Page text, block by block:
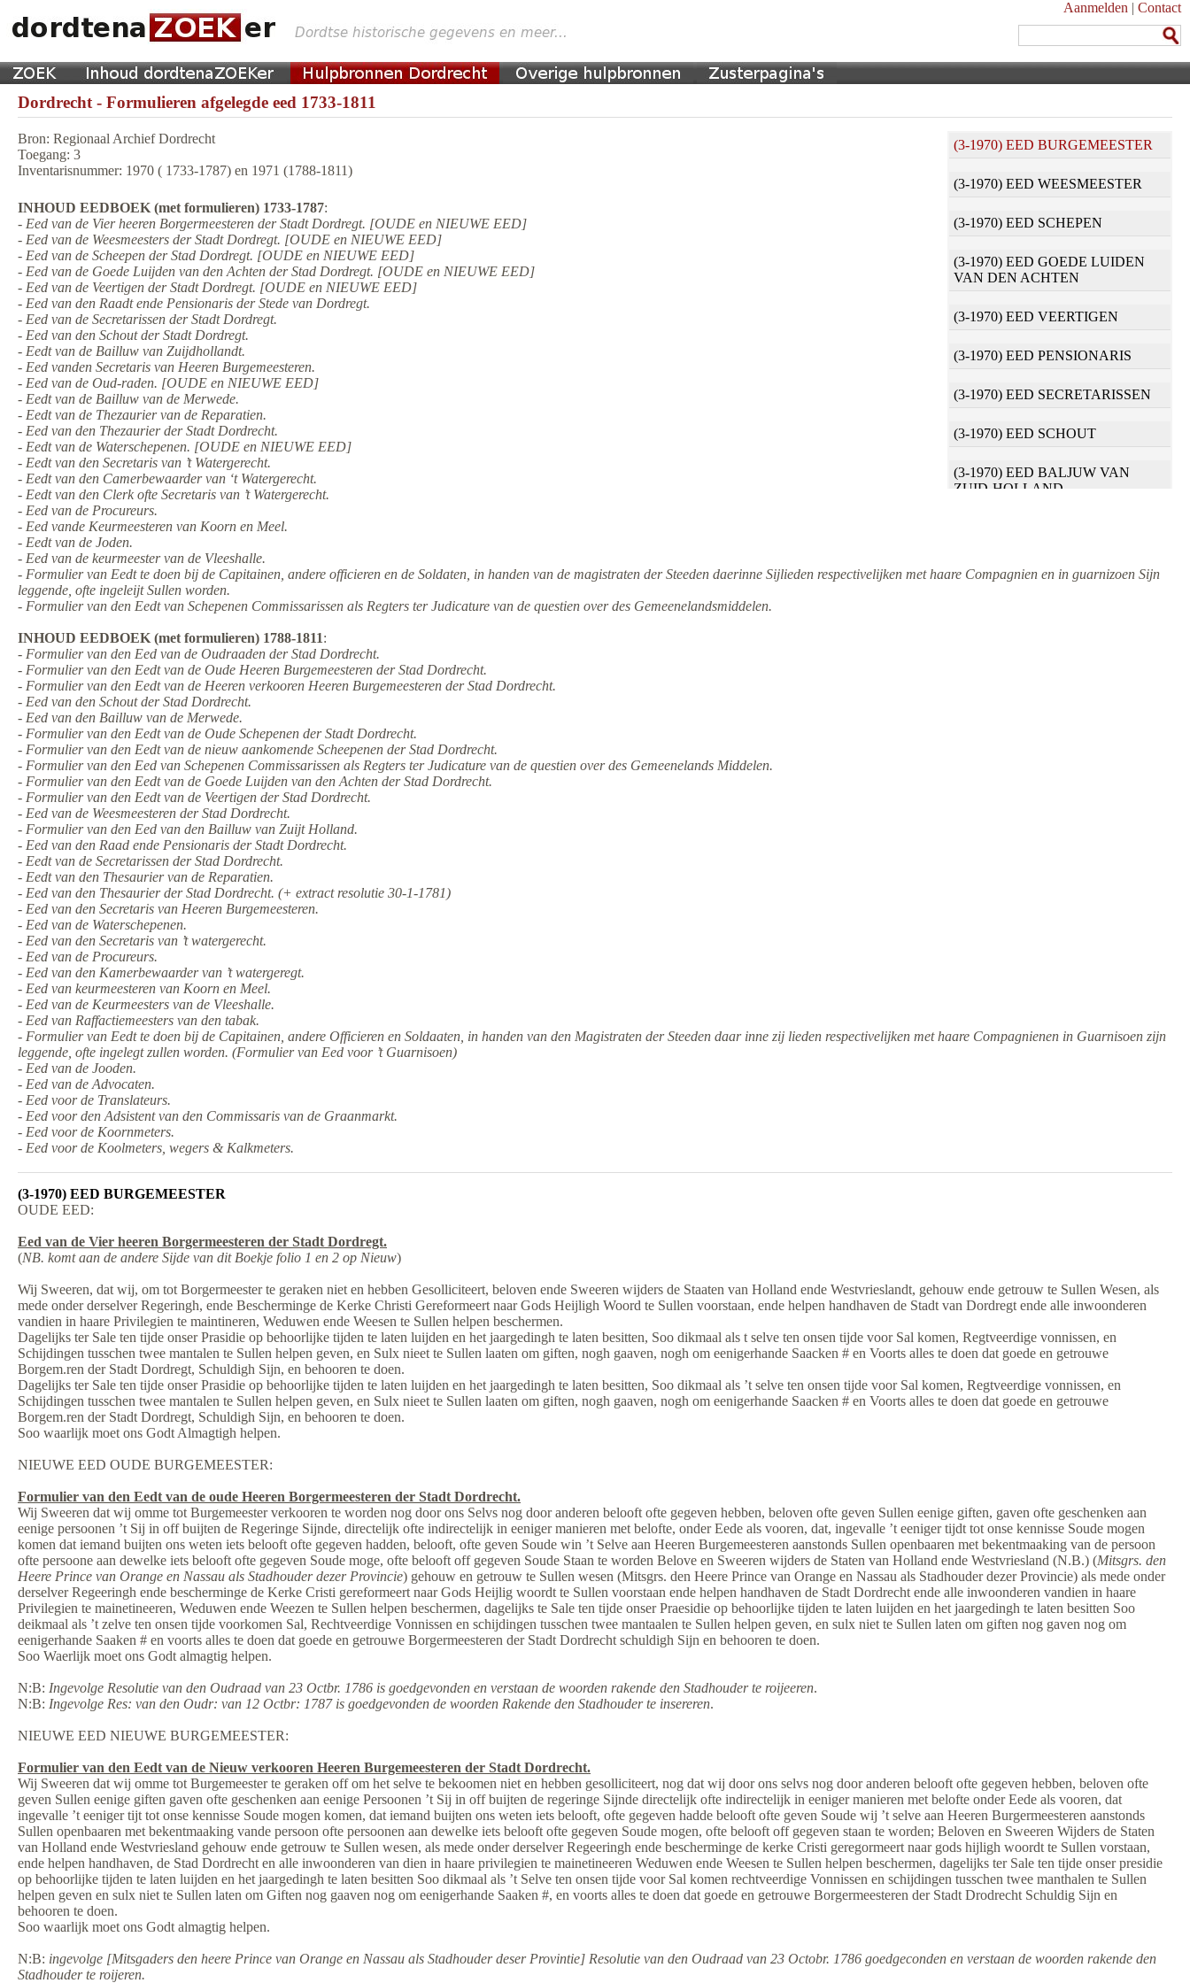
Aanmelden | Contact
Dordrecht - Formulieren afgelegde eed 1733-1811
(3-1970) EED BURGEMEESTER
(3-1970) EED WEESMEESTER
(3-1970) EED SCHEPEN
(3-1970) EED GOEDE LUIDEN
VAN DEN ACHTEN
(3-1970) EED VEERTIGEN
(3-1970) EED PENSIONARIS
(3-1970) EED SECRETARISSEN
(3-1970) EED SCHOUT
(3-1970) EED BALJUW VAN
ZUID-HOLLAND
(3-1970) EED OUDRAAD
(3-1970) EED KEURMEESTERS
GEMENELANDSMIDDELEN
(3-1971) EED OUDRAAD
BURGEMEESTERS
(3-1971) EED BALJUW VAN DE
MERWEDE
(3-1971) EED OUDE SCHEPENEN
(3-1971) EED NIEUWE
SCHEPENEN
(3-1971) EED VEERTIGEN
(3-1971) EED WEESMEESTERS
(3-1971) EED BALJUW VAn
ZUID-HOLLAND
(3-1971) EED SECRETARISSEN
Bron: Regionaal Archief Dordrecht
Toegang: 3
Inventarisnummer: 1970 ( 1733-1787) en 1971 (1788-1811)
INHOUD EEDBOEK (met formulieren) 1733-1787:
- Eed van de Vier heeren Borgermeesteren der Stadt Dordregt. [OUDE en NIEUWE EED]
- Eed van de Weesmeesters der Stadt Dordregt. [OUDE en NIEUWE EED]
- Eed van de Scheepen der Stad Dordregt. [OUDE en NIEUWE EED]
- Eed van de Goede Luijden van den Achten der Stad Dordregt. [OUDE en NIEUWE EED]
- Eed van de Veertigen der Stadt Dordregt. [OUDE en NIEUWE EED]
- Eed van den Raadt ende Pensionaris der Stede van Dordregt.
- Eed van de Secretarissen der Stadt Dordregt.
- Eed van den Schout der Stadt Dordregt.
- Eedt van de Bailluw van Zuijdhollandt.
- Eed vanden Secretaris van Heeren Burgemeesteren.
- Eed van de Oud-raden. [OUDE en NIEUWE EED]
- Eedt van de Bailluw van de Merwede.
- Eedt van de Thezaurier van de Reparatien.
- Eed van den Thezaurier der Stadt Dordrecht.
- Eedt van de Waterschepenen. [OUDE en NIEUWE EED]
- Eedt van den Secretaris van ’t Watergerecht.
- Eedt van den Camerbewaarder van ‘t Watergerecht.
- Eedt van den Clerk ofte Secretaris van ’t Watergerecht.
- Eed van de Procureurs.
- Eed vande Keurmeesteren van Koorn en Meel.
- Eedt van de Joden.
- Eed van de keurmeester van de Vleeshalle.
- Formulier van Eedt te doen bij de Capitainen, andere officieren en de Soldaten, in handen van de magistraten der Steeden daerinne Sijlieden respectivelijken met haare Compagnien en in guarnizoen Sijn
leggende, ofte ingeleijt Sullen worden.
- Formulier van den Eedt van Schepenen Commissarissen als Regters ter Judicature van de questien over des Gemeenelandsmiddelen.
INHOUD EEDBOEK (met formulieren) 1788-1811:
- Formulier van den Eed van de Oudraaden der Stad Dordrecht.
- Formulier van den Eedt van de Oude Heeren Burgemeesteren der Stad Dordrecht.
- Formulier van den Eedt van de Heeren verkooren Heeren Burgemeesteren der Stad Dordrecht.
- Eed van den Schout der Stad Dordrecht.
- Eed van den Bailluw van de Merwede.
- Formulier van den Eedt van de Oude Schepenen der Stadt Dordrecht.
- Formulier van den Eedt van de nieuw aankomende Scheepenen der Stad Dordrecht.
- Formulier van den Eed van Schepenen Commissarissen als Regters ter Judicature van de questien over des Gemeenelands Middelen.
- Formulier van den Eedt van de Goede Luijden van den Achten der Stad Dordrecht.
- Formulier van den Eedt van de Veertigen der Stad Dordrecht.
- Eed van de Weesmeesteren der Stad Dordrecht.
- Formulier van den Eed van den Bailluw van Zuijt Holland.
- Eed van den Raad ende Pensionaris der Stadt Dordrecht.
- Eedt van de Secretarissen der Stad Dordrecht.
- Eedt van den Thesaurier van de Reparatien.
- Eed van den Thesaurier der Stad Dordrecht. (+ extract resolutie 30-1-1781)
- Eed van den Secretaris van Heeren Burgemeesteren.
- Eed van de Waterschepenen.
- Eed van den Secretaris van ’t watergerecht.
- Eed van de Procureurs.
- Eed van den Kamerbewaarder van ’t watergeregt.
- Eed van keurmeesteren van Koorn en Meel.
- Eed van de Keurmeesters van de Vleeshalle.
- Eed van Raffactiemeesters van den tabak.
- Formulier van Eedt te doen bij de Capitainen, andere Officieren en Soldaaten, in handen van den Magistraten der Steeden daar inne zij lieden respectivelijken met haare Compagnienen in Guarnisoen zijn
leggende, ofte ingelegt zullen worden. (Formulier van Eed voor ’t Guarnisoen)
- Eed van de Jooden.
- Eed van de Advocaten.
- Eed voor de Translateurs.
- Eed voor den Adsistent van den Commissaris van de Graanmarkt.
- Eed voor de Koornmeters.
- Eed voor de Koolmeters, wegers & Kalkmeters.
(3-1970) EED BURGEMEESTER
OUDE EED:
Eed van de Vier heeren Borgermeesteren der Stadt Dordregt.
(NB. komt aan de andere Sijde van dit Boekje folio 1 en 2 op Nieuw)
Wij Sweeren, dat wij, om tot Borgermeester te geraken niet en hebben Gesolliciteert, beloven ende Sweeren wijders de Staaten van Holland ende Westvrieslandt, gehouw ende getrouw te Sullen Wesen, als
mede onder derselver Regeringh, ende Bescherminge de Kerke Christi Gereformeert naar Gods Heijligh Woord te Sullen voorstaan, ende helpen handhaven de Stadt van Dordregt ende alle inwoonderen
vandien in haare Privilegien te maintineren, Weduwen ende Weesen te Sullen helpen beschermen.
Dagelijks ter Sale ten tijde onser Prasidie op behoorlijke tijden te laten luijden en het jaargedingh te laten besitten, Soo dikmaal als t selve ten onsen tijde voor Sal komen, Regtveerdige vonnissen, en
Schijdingen tusschen twee mantalen te Sullen helpen geven, en Sulx nieet te Sullen laaten om giften, nogh gaaven, nogh om eenigerhande Saacken # en Voorts alles te doen dat goede en getrouwe
Borgem.ren der Stadt Dordregt, Schuldigh Sijn, en behooren te doen.
Dagelijks ter Sale ten tijde onser Prasidie op behoorlijke tijden te laten luijden en het jaargedingh te laten besitten, Soo dikmaal als ’t selve ten onsen tijde voor Sal komen, Regtveerdige vonnissen, en
Schijdingen tusschen twee mantalen te Sullen helpen geven, en Sulx nieet te Sullen laaten om giften, nogh gaaven, nogh om eenigerhande Saacken # en Voorts alles te doen dat goede en getrouwe
Borgem.ren der Stadt Dordregt, Schuldigh Sijn, en behooren te doen.
Soo waarlijk moet ons Godt Almagtigh helpen.
NIEUWE EED OUDE BURGEMEESTER:
Formulier van den Eedt van de oude Heeren Borgermeesteren der Stadt Dordrecht.
Wij Sweeren dat wij omme tot Burgemeester verkooren te worden nog door ons Selvs nog door anderen belooft ofte gegeven hebben, beloven ofte geven Sullen eenige giften, gaven ofte geschenken aan
eenige persoonen ’t Sij in off buijten de Regeringe Sijnde, directelijk ofte indirectelijk in eeniger manieren met belofte, onder Eede als vooren, dat, ingevalle ’t eeniger tijdt tot onse kennisse Soude mogen
komen dat iemand buijten ons weten iets belooft ofte gegeven hadden, belooft, ofte geven Soude win ’t Selve aan Heeren Burgemeesteren aanstonds Sullen openbaaren met bekentmaaking van de persoon
ofte persoone aan dewelke iets belooft ofte gegeven Soude moge, ofte belooft off gegeven Soude Staan te worden Belove en Sweeren wijders de Staten van Holland ende Westvriesland (N.B.) (Mitsgrs. den
Heere Prince van Orange en Nassau als Stadhouder dezer Provincie) gehouw en getrouw te Sullen wesen (Mitsgrs. den Heere Prince van Orange en Nassau als Stadhouder dezer Provincie) als mede onder
derselver Regeeringh ende bescherminge de Kerke Cristi gereformeert naar Gods Heijlig woordt te Sullen voorstaan ende helpen handhaven de Stadt Dordrecht ende alle inwoonderen vandien in haare
Privilegien te mainetineeren, Weduwen ende Weezen te Sullen helpen beschermen, dagelijks te Sale ten tijde onser Praesidie op behoorlijke tijden te laten luijden en het jaargedingh te laten besitten Soo
deikmaal als ’t zelve ten onsen tijde voorkomen Sal, Rechtveerdige Vonnissen en schijdingen tusschen twee mantaalen te Sullen helpen geven, en sulx niet te Sullen laten om giften nog gaven nog om
eenigerhande Saaken # en voorts alles te doen dat goede en getrouwe Borgermeesteren der Stadt Dordrecht schuldigh Sijn en behooren te doen.
Soo Waerlijk moet ons Godt almagtig helpen.
N:B: Ingevolge Resolutie van den Oudraad van 23 Octbr. 1786 is goedgevonden en verstaan de woorden rakende den Stadhouder te roijeeren.
N:B: Ingevolge Res: van den Oudr: van 12 Octbr: 1787 is goedgevonden de woorden Rakende den Stadhouder te insereren.
NIEUWE EED NIEUWE BURGEMEESTER:
Formulier van den Eedt van de Nieuw verkooren Heeren Burgemeesteren der Stadt Dordrecht.
Wij Sweeren dat wij omme tot Burgemeester te geraken off om het selve te bekoomen niet en hebben gesolliciteert, nog dat wij door ons selvs nog door anderen belooft ofte gegeven hebben, beloven ofte
geven Sullen eenige giften gaven ofte geschenken aan eenige Persoonen ’t Sij in off buijten de regeringe Sijnde directelijk ofte indirectelijk in eeniger manieren met belofte onder Eede als vooren, dat
ingevalle ’t eeniger tijt tot onse kennisse Soude mogen komen, dat iemand buijten ons weten iets belooft, ofte gegeven hadde belooft ofte geven Soude wij ’t selve aan Heeren Burgermeesteren aanstonds
Sullen openbaaren met bekentmaaking vande persoon ofte persoonen aan dewelke iets belooft ofte gegeven Soude mogen, ofte belooft off gegeven staan te worden; Beloven en Sweeren Wijders de Staten
van Holland ende Westvriesland gehouw ende getrouw te Sullen wesen, als mede onder derselver Regeeringh ende bescherminge de kerke Cristi geregormeert naar gods hijligh woordt te Sullen vorstaan,
ende helpen handhaven, de Stad Dordrecht en alle inwoonderen van dien in haare privilegien te mainetineeren Weduwen ende Weesen te Sullen helpen beschermen, dagelijks ter Sale ten tijde onser presidie
op behoorlijke tijden te laten luijden en het jaargedingh te laten besitten Soo dikmaal als ’t Selve ten onsen tijde voor Sal komen rechtveerdige Vonnissen en schijdingen tusschen twee manthalen te Sullen
helpen geven en sulx niet te Sullen laten om Giften nog gaaven nog om eenigerhande Saaken #, en voorts alles te doen dat goede en getrouwe Borgermeesteren der Stadt Drodrecht Schuldig Sijn en
behooren te doen.
Soo waarlijk moet ons Godt almagtig helpen.
N:B: ingevolge [Mitsgaders den heere Prince van Orange en Nassau als Stadhouder deser Provintie] Resolutie van den Oudraad van 23 Octobr. 1786 goedgeconden en verstaan de woorden rakende den
Stadhouder te roijeren.